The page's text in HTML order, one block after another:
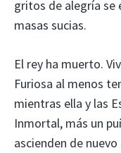
gritos de alegría se
masas sucias.
El rey ha muerto.
Furiosa al menos
mientras ella y las
Inmortal, más un
ascienden de